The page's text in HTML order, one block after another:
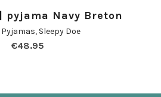
pyjama Navy Breton
, Sleepy Doe
€48.95